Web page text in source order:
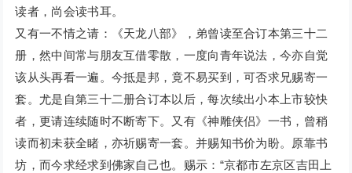
读者，尚会读书耳。
又有一不情之请：《天龙八部》，弟曾读至合订本第三十二
册，然中间常与朋友互借零散，一度向青年说法，今亦自觉
该从头再看一遍。今抵是邦，竟不易买到，可否求兄赐寄一
套。尤是自第三十二册合订本以后，每次续出小本上市较快
者，更请连续随时不断寄下。又有《神雕侠侣》一书，曾稍
读而初未获全睹，亦祈赐寄一套。并赐知书价为盼。原靠书
坊，而今求经求到佛家自己也。赐示：“京都市左京区吉田上